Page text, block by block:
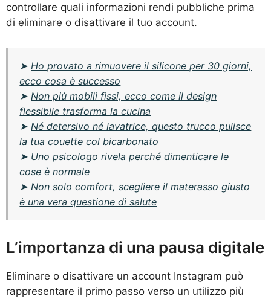
controllare quali informazioni rendi pubbliche prima
di eliminare o disattivare il tuo account.
➤ Ho provato a rimuovere il silicone per 30 giorni,
ecco cosa è successo
➤ Non più mobili fissi, ecco come il design
flessibile trasforma la cucina
➤ Né detersivo né lavatrice, questo trucco pulisce
la tua couette col bicarbonato
➤ Uno psicologo rivela perché dimenticare le
cose è normale
➤ Non solo comfort, scegliere il materasso giusto
è una vera questione di salute
L’importanza di una pausa digitale
Eliminare o disattivare un account Instagram può
rappresentare il primo passo verso un utilizzo più